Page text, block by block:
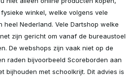
winkel, welke volgens vele
heel Nederland. Vele Dartshop welke
zijn gericht om vanaf de bureaustoel
De webshops zijn vaak niet op de
raden bijvoorbeeld Scoreborden aan
bijhouden met schoolkrijt. Dit advies is